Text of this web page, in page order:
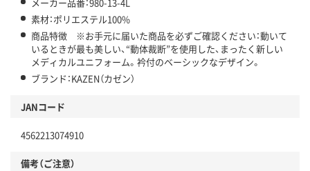
素材：ポリエステル100%
商品特徴 ※お手元に届いた商品を必ずご確認ください：動いて
いるときが最も美しい、“動体裁断”を使用した、まったく新しい
メディカルユニフォーム。衿付のベーシックなデザイン。
ブランド：KAZEN（カゼン）
JANコード
4562213074910
備考（ご注意）